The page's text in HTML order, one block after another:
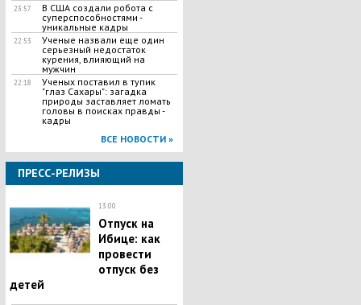
23:57
В США создали робота с
суперспособностями -
уникальные кадры
22:53
Ученые назвали еще один
серьезный недостаток
курения, влияющий на
мужчин
22:18
Ученых поставил в тупик
"глаз Сахары": загадка
природы заставляет ломать
головы в поисках правды -
кадры
ВСЕ НОВОСТИ »
ПРЕСС-РЕЛИЗЫ
13:00
Отпуск на
Ибице: как
провести
отпуск без
детей